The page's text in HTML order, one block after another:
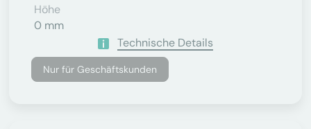
Höhe
0 mm
Technische Details
Nur für Geschäftskunden